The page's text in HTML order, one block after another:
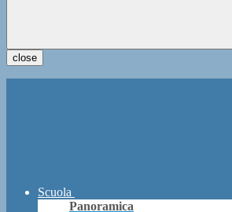
close
Scuola
Panoramica